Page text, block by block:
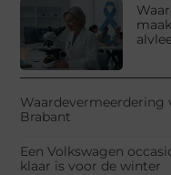
Waardevermeerdering
Brabant
Een Volkswagen
klaar is voor de winter